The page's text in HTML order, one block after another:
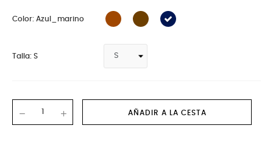
Color: Azul_marino
Talla: S
AÑADIR A LA CESTA